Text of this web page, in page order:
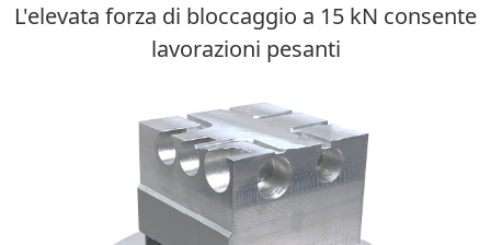
L'elevata forza di bloccaggio a 15 kN consente
lavorazioni pesanti